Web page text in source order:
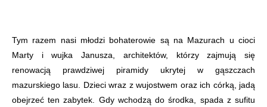
Tym razem nasi młodzi bohaterowie są na Mazurach u cioci
Marty i wujka Janusza, architektów, którzy zajmują się
renowacją prawdziwej piramidy ukrytej w gąszczach
mazurskiego lasu. Dzieci wraz z wujostwem oraz ich córką, jadą
obejrzeć ten zabytek. Gdy wchodzą do środka, spada z sufitu